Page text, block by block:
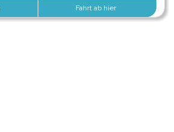
Fahrt ab hier